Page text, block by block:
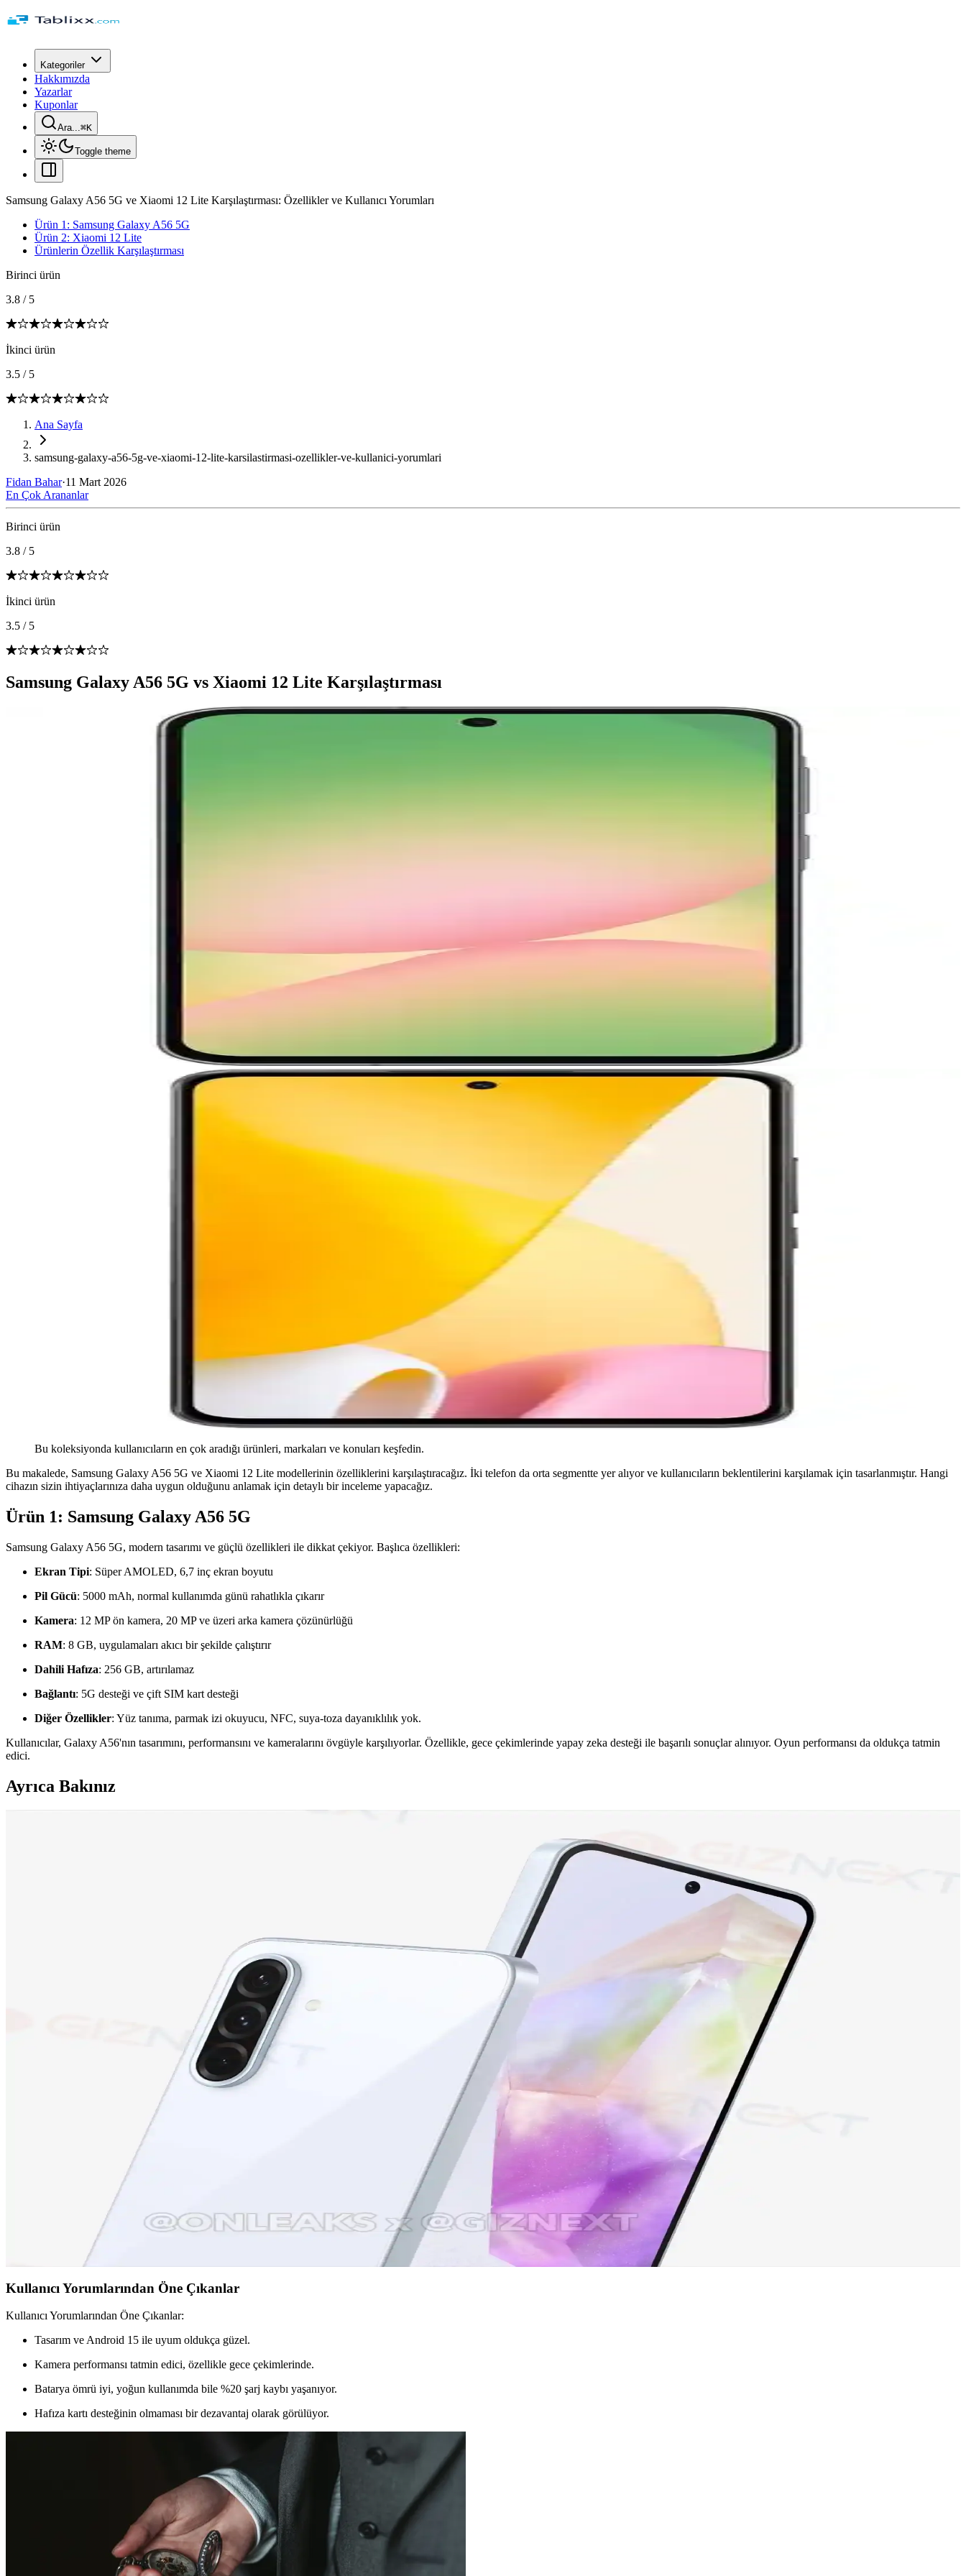
Kategoriler
Hakkımızda
Yazarlar
Kuponlar
Ara...⌘K
Toggle theme
Samsung Galaxy A56 5G ve Xiaomi 12 Lite Karşılaştırması: Özellikler ve Kullanıcı Yorumları
Ürün 1: Samsung Galaxy A56 5G
Ürün 2: Xiaomi 12 Lite
Ürünlerin Özellik Karşılaştırması
Birinci ürün
3.8 / 5
İkinci ürün
3.5 / 5
Ana Sayfa
samsung-galaxy-a56-5g-ve-xiaomi-12-lite-karsilastirmasi-ozellikler-ve-kullanici-yorumlari
Fidan Bahar·11 Mart 2026
En Çok Arananlar
Birinci ürün
3.8 / 5
İkinci ürün
3.5 / 5
Samsung Galaxy A56 5G vs Xiaomi 12 Lite Karşılaştırması
Bu koleksiyonda kullanıcıların en çok aradığı ürünleri, markaları ve konuları keşfedin.
Bu makalede, Samsung Galaxy A56 5G ve Xiaomi 12 Lite modellerinin özelliklerini karşılaştıracağız. İki telefon da orta segmentte yer alıyor ve kullanıcıların beklentilerini karşılamak için tasarlanmıştır. Hangi
cihazın sizin ihtiyaçlarınıza daha uygun olduğunu anlamak için detaylı bir inceleme yapacağız.
Ürün 1: Samsung Galaxy A56 5G
Samsung Galaxy A56 5G, modern tasarımı ve güçlü özellikleri ile dikkat çekiyor. Başlıca özellikleri:
Ekran Tipi: Süper AMOLED, 6,7 inç ekran boyutu
Pil Gücü: 5000 mAh, normal kullanımda günü rahatlıkla çıkarır
Kamera: 12 MP ön kamera, 20 MP ve üzeri arka kamera çözünürlüğü
RAM: 8 GB, uygulamaları akıcı bir şekilde çalıştırır
Dahili Hafıza: 256 GB, artırılamaz
Bağlantı: 5G desteği ve çift SIM kart desteği
Diğer Özellikler: Yüz tanıma, parmak izi okuyucu, NFC, suya-toza dayanıklılık yok.
Kullanıcılar, Galaxy A56'nın tasarımını, performansını ve kameralarını övgüyle karşılıyorlar. Özellikle, gece çekimlerinde yapay zeka desteği ile başarılı sonuçlar alınıyor. Oyun performansı da oldukça tatmin
edici.
Ayrıca Bakınız
Neo dizüstü bilgisayar ve iPhone 17 arasındaki fiyat farkı, teknik özellikler, miniaturizasyon zorlukları, üretim maliyetleri ve Apple'ın pazar stratejileriyle şekilleniyor. Bu farkın detayları inceleniyor.
İki popüler iPhone modeli olan iPhone 17 ve iPhone 15 Plus'ın ekran, kamera, batarya ve depolama özellikleri karşılaştırılıyor, kullanıcı yorumlarıyla performans değerlendirmeleri sunuluyor.
Samsung Galaxy M13 İncelemesi: Ekonomik Fiyatlı ve Gelişmiş Özelliklere Sahip Akıllı Telefon
Samsung Galaxy M13, uygun fiyatıyla dikkat çeken, geniş ekranı, güçlü bataryası ve gelişmiş kamerasıyla günlük kullanım için ideal bir akıllı telefon seçeneğidir.
Tecno Camon 19 Neo ve Tecno Spark 10 Karşılaştırması: Hangi Telefon Sizin İçin Uygun
Tecno Camon 19 Neo ve Tecno Spark 10'un özellikleri, kullanıcı yorumları ve karşılaştırmasıyla, ihtiyaçlarınıza en uygun telefonu seçebilirsiniz.
Samsung Galaxy S24 Ultra: Yüksek Performans ve Gelişmiş Kamera Özellikleriyle Yenilikçi Akıllı Telefon
Samsung Galaxy S24 Ultra, üstün kamera, yüksek performans ve dayanıklı tasarımıyla öne çıkan en yeni akıllı telefon modeli. Detaylar ve özellikler için inceleyin.
Samsung Galaxy S23 FE: Yüksek Performans ve Uygun Fiyatlı Akıllı Telefon Seçenekleri
Samsung Galaxy S23 FE, yüksek performans, gelişmiş kamera ve şık tasarımıyla uygun fiyatlı yeni nesil akıllı telefon. Günlük kullanım ve profesyonel fotoğrafçılık için ideal seçenek.
iPhone 15 Pro ve Yeni Nesil Teknolojiler: Tasarım, Performans ve Yenilikler
iPhone 15 Pro, gelişmiş ekran, güçlü işlemci ve yenilikçi kamera özellikleriyle öne çıkıyor. Tasarım ve performans açısından yeni standartlar belirleyen bu model, teknolojideki son trendleri yansıtıyor.
Samsung Galaxy A36 Özellikleri ve Kullanıcı Deneyimleri Analizi
Samsung Galaxy A36, güçlü ekran, iyi kamera ve uzun pil ömrüyle dikkat çeken uygun fiyatlı akıllı telefon. Güncel özellikleri ve kullanıcı deneyimleri detaylarıyla inceleniyor.
Kullanıcı Yorumlarından Öne Çıkanlar
Kullanıcı Yorumlarından Öne Çıkanlar:
Tasarım ve Android 15 ile uyum oldukça güzel.
Kamera performansı tatmin edici, özellikle gece çekimlerinde.
Batarya ömrü iyi, yoğun kullanımda bile %20 şarj kaybı yaşanıyor.
Hafıza kartı desteğinin olmaması bir dezavantaj olarak görülüyor.